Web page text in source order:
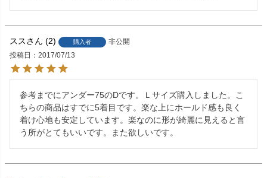
スス 2 購入者
非公開
投稿日
2017/07/13
参考までにアンダー75のDです。Ｌサイズ購入しました。こ
ちらの商品はすでに5着目です。楽な上にホールド感も良く
着け心地も安定しています。楽なのに形が綺麗に見えると言
う所がとてもいいです。また欲しいです。